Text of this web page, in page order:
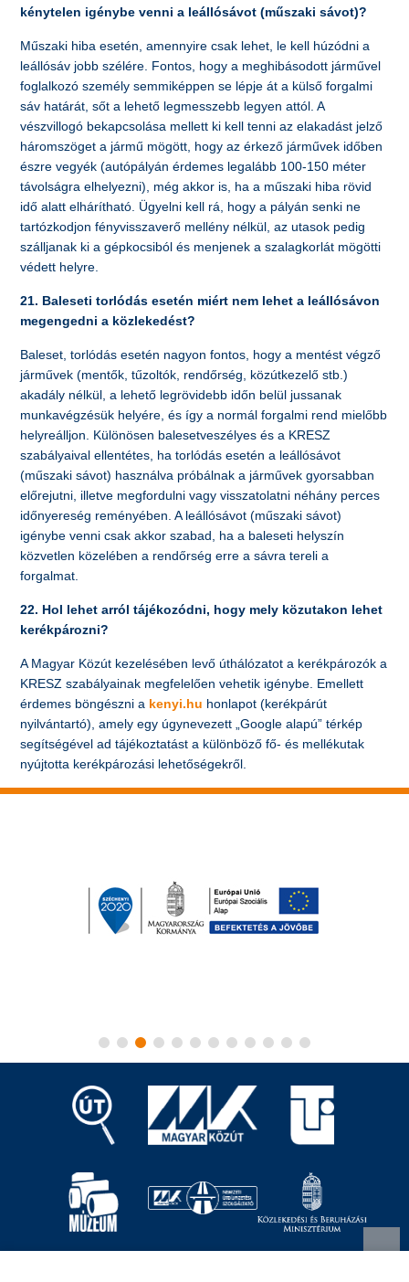
kénytelen igénybe venni a leállósávot (műszaki sávot)?
Műszaki hiba esetén, amennyire csak lehet, le kell húzódni a
leállósáv jobb szélére. Fontos, hogy a meghibásodott járművel
foglalkozó személy semmiképpen se lépje át a külső forgalmi
sáv határát, sőt a lehető legmesszebb legyen attól. A
vészvillogó bekapcsolása mellett ki kell tenni az elakadást jelző
háromszöget a jármű mögött, hogy az érkező járművek időben
észre vegyék (autópályán érdemes legalább 100-150 méter
távolságra elhelyezni), még akkor is, ha a műszaki hiba rövid
idő alatt elhárítható. Ügyelni kell rá, hogy a pályán senki ne
tartózkodjon fényvisszaverő mellény nélkül, az utasok pedig
szálljanak ki a gépkocsiból és menjenek a szalagkorlát mögötti
védett helyre.
21. Baleseti torlódás esetén miért nem lehet a leállósávon
megengedni a közlekedést?
Baleset, torlódás esetén nagyon fontos, hogy a mentést végző
járművek (mentők, tűzoltók, rendőrség, közútkezelő stb.)
akadály nélkül, a lehető legrövidebb időn belül jussanak
munkavégzésük helyére, és így a normál forgalmi rend mielőbb
helyreálljon. Különösen balesetveszélyes és a KRESZ
szabályaival ellentétes, ha torlódás esetén a leállósávot
(műszaki sávot) használva próbálnak a járművek gyorsabban
előrejutni, illetve megfordulni vagy visszatolatni néhány perces
időnyereség reményében. A leállósávot (műszaki sávot)
igénybe venni csak akkor szabad, ha a baleseti helyszín
közvetlen közelében a rendőrség erre a sávra tereli a
forgalmat.
22. Hol lehet arról tájékozódni, hogy mely közutakon lehet
kerékpározni?
A Magyar Közút kezelésében levő úthálózatot a kerékpározók a
KRESZ szabályainak megfelelően vehetik igénybe. Emellett
érdemes böngészni a kenyi.hu honlapot (kerékpárút
nyilvántartó), amely egy úgynevezett „Google alapú” térkép
segítségével ad tájékoztatást a különböző fő- és mellékutak
nyújtotta kerékpározási lehetőségekről.